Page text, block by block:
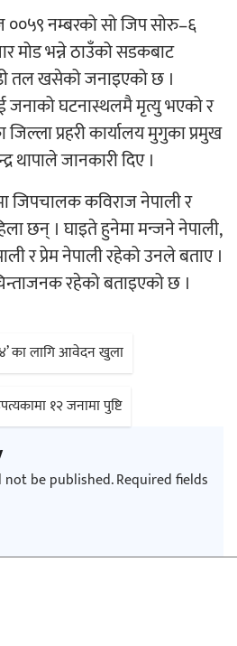
डट कम’ले बुधबारदेखि आफ्नो
‘गौँथली’को टिकट
अफिस’ को परिचर्चा सम्पन्न
००५९ नम्बरको सो जिप सोरु–६
मोड भन्ने ठाउँको सडकबाट
तल खसेको जनाइएको छ ।
जनाको घटनास्थलमै मृत्यु भएको र
प्रहरी कार्यालय मुगुका प्रमुख
थापाले जानकारी दिए ।
जिपचालक कविराज नेपाली र
छन् । घाइते हुनेमा मन्जने नेपाली,
र प्रेम नेपाली रहेको उनले बताए ।
रहेको बताइएको छ ।
का लागि आवेदन खुला
१२ जनामा पुष्टि
not be published.Required fields